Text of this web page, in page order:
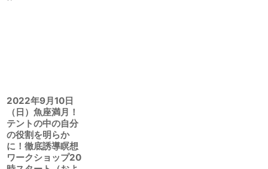
2022年9月10日
（日）魚座満月！
テントの中の自分
の役割を明らか
に！徹底誘導瞑想
ワークショップ20